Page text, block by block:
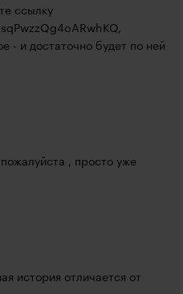
,
- и достаточно будет по ней
, просто уже
история отличается от